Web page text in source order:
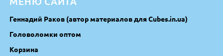
Геннадий Раков (автор материалов для Cubes.in.ua)
Головоломки оптом
Корзина